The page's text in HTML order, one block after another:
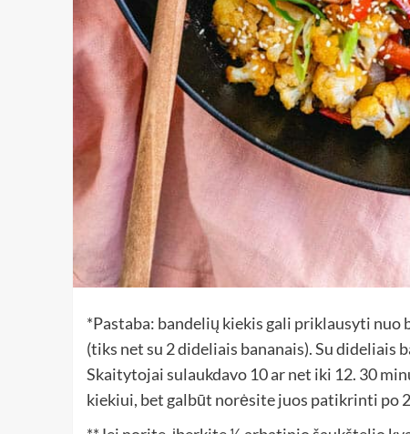
*Pastaba: bandelių kiekis gali priklausyti nuo
(tiks net su 2 dideliais bananais). Su dideliais
Skaitytojai sulaukdavo 10 ar net iki 12. 30
kiekiui, bet galbūt norėsite juos patikrinti po